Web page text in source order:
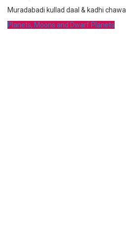
Muradabadi kullad daal & kadhi chawal
Planets, Moons and Dwarf Planets